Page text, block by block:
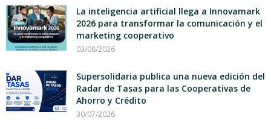
La inteligencia artificial llega a Innovamark
2026 para transformar la comunicación y el
marketing cooperativo
03/08/2026
Supersolidaria publica una nueva edición del
Radar de Tasas para las Cooperativas de
Ahorro y Crédito
30/07/2026